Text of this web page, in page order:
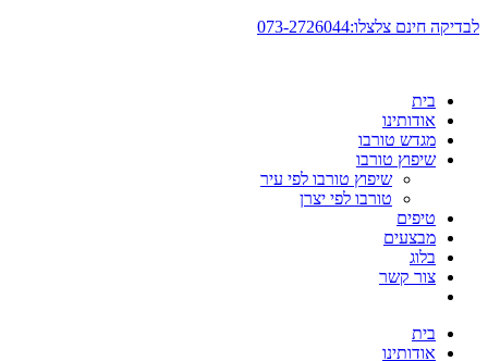
דלג
לבדיקה חינם צלצלו:073-2726044
בית
אודותינו
מגדש טורבו
שיפוץ טורבו
שיפוץ טורבו לפי עיר
טורבו לפי יצרן
טיפים
מבצעים
בלוג
צור קשר
בית
אודותינו